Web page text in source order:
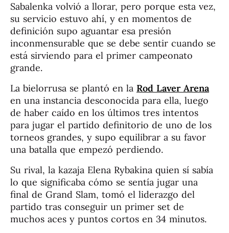
Sabalenka volvió a llorar, pero porque esta vez,
su servicio estuvo ahí, y en momentos de
definición supo aguantar esa presión
inconmensurable que se debe sentir cuando se
está sirviendo para el primer campeonato
grande.
La bielorrusa se plantó en la Rod Laver Arena
en una instancia desconocida para ella, luego
de haber caído en los últimos tres intentos
para jugar el partido definitorio de uno de los
torneos grandes, y supo equilibrar a su favor
una batalla que empezó perdiendo.
Su rival, la kazaja Elena Rybakina quien sí sabía
lo que significaba cómo se sentía jugar una
final de Grand Slam, tomó el liderazgo del
partido tras conseguir un primer set de
muchos aces y puntos cortos en 34 minutos.